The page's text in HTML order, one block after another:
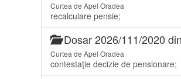
Curtea de Apel Oradea
recalculare pensie;
Dosar 2026/111/2020
Curtea de Apel Oradea
contestaţie decizie de pensionare;